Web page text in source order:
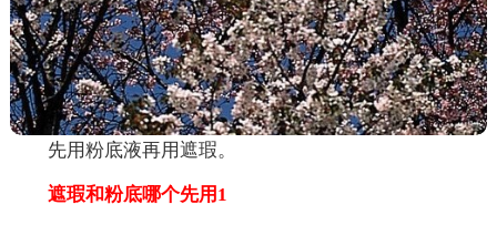
先用粉底液再用遮瑕。
遮瑕和粉底哪个先用1